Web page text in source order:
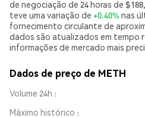
de negociação de 24 horas de
teve uma variação de +0.40% nas
fornecimento circulante de
dados são atualizados em tempo
informações de mercado mais
Dados de preço de METH
Volume 24h
Máximo histórico